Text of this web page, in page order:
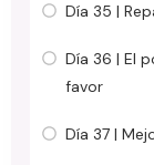
Día 35 |
Día 36 | El
favor
Día 37 |